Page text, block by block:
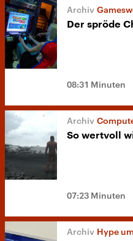
Der spröde
08:31 Minuten
So wertvoll
07:23 Minuten
Hype